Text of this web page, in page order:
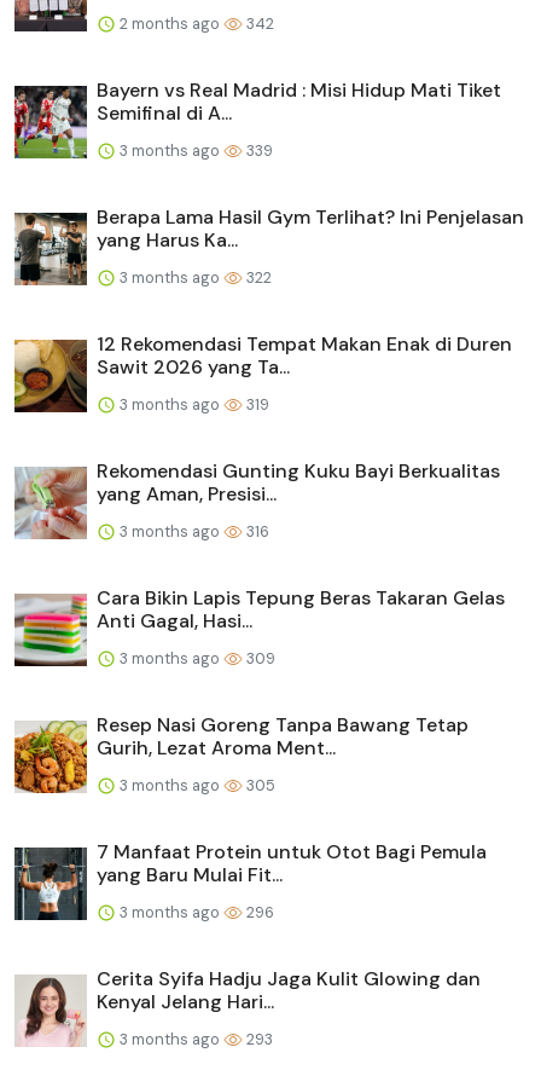
2 months ago 342
Bayern vs Real Madrid : Misi Hidup Mati Tiket
Semifinal di A...
3 months ago 339
Berapa Lama Hasil Gym Terlihat? Ini Penjelasan
yang Harus Ka...
3 months ago 322
12 Rekomendasi Tempat Makan Enak di Duren
Sawit 2026 yang Ta...
3 months ago 319
Rekomendasi Gunting Kuku Bayi Berkualitas
yang Aman, Presisi...
3 months ago 316
Cara Bikin Lapis Tepung Beras Takaran Gelas
Anti Gagal, Hasi...
3 months ago 309
Resep Nasi Goreng Tanpa Bawang Tetap
Gurih, Lezat Aroma Ment...
3 months ago 305
7 Manfaat Protein untuk Otot Bagi Pemula
yang Baru Mulai Fit...
3 months ago 296
Cerita Syifa Hadju Jaga Kulit Glowing dan
Kenyal Jelang Hari...
3 months ago 293